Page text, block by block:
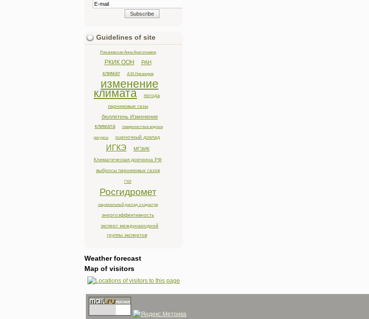
Guidelines of site
Романовская Анна Анатольевна
РКИК ООН
РАН
климат
А.М.Никаноров
изменение
климата
погода
парниковые газы
бюллетень Изменение
климата
поверхностные водные
ресурсы оценочный доклад
ИГКЭ
МГЭИК
Климатическая доктрина РФ
выбросы парниковых газов
ГХИ
Росгидромет
национальный доклад о кадастре
энергоэффективность
эксперт международной
группы экспертов
Weather forecast
Map of visitors